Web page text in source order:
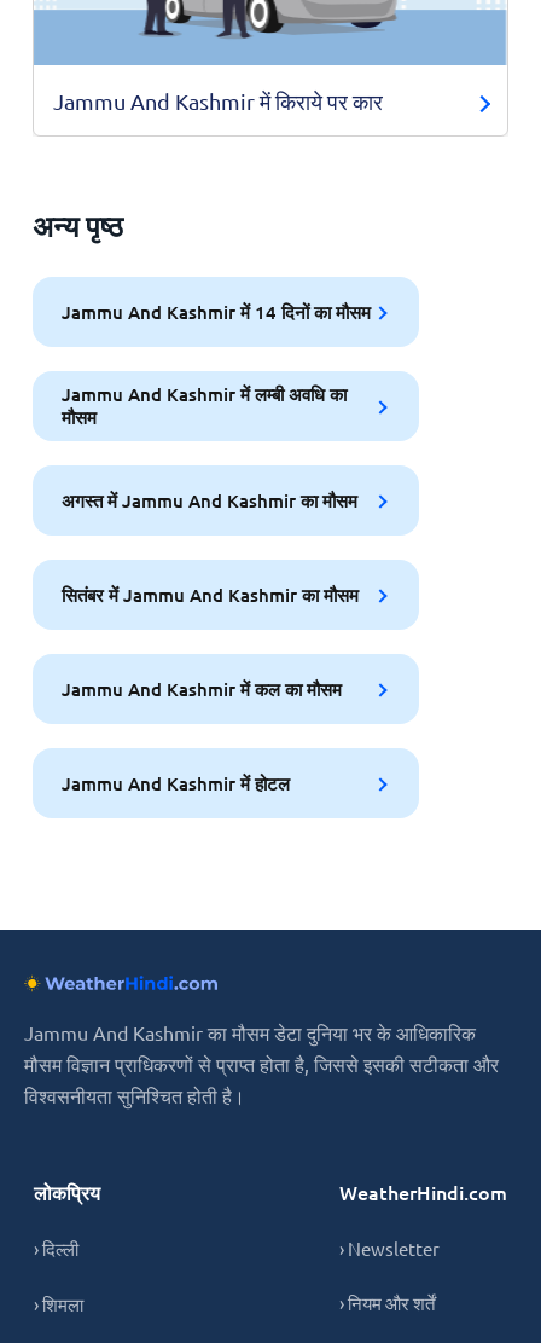
Jammu And Kashmir में किराये पर कार
अन्य पृष्ठ
Jammu And Kashmir में 14 दिनों का मौसम
Jammu And Kashmir में लम्बी अवधि का
मौसम
अगस्त में Jammu And Kashmir का मौसम
सितंबर में Jammu And Kashmir का मौसम
Jammu And Kashmir में कल का मौसम
Jammu And Kashmir में होटल
Jammu And Kashmir का मौसम डेटा दुनिया भर के आधिकारिक
मौसम विज्ञान प्राधिकरणों से प्राप्त होता है, जिससे इसकी सटीकता और
विश्वसनीयता सुनिश्चित होती है।
लोकप्रिय
› दिल्ली
› शिमला
WeatherHindi.com
› Newsletter
› नियम और शर्तें